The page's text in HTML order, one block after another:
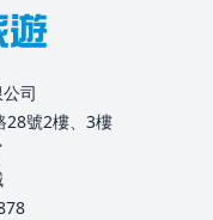
司
28號2樓、3樓